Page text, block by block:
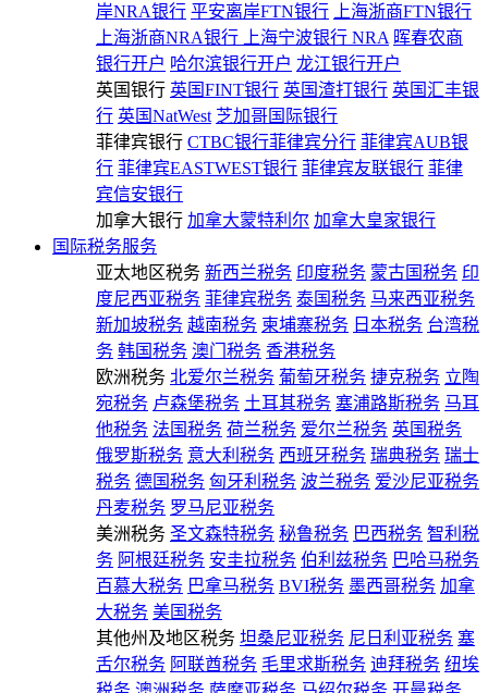
岸NRA银行 平安离岸FTN银行
上海浙商FTN银行
上海浙商NRA银行
上海宁波银行 NRA 晖春农商
银行开户 哈尔滨银行开户 龙江银行开户
英国银行 英国FINT银行 英国渣打银行 英国汇丰银
行 英国NatWest 芝加哥国际银行
菲律宾银行 CTBC银行菲律宾分行 菲律宾AUB银
行 菲律宾EASTWEST银行 菲律宾友联银行 菲律
宾信安银行
加拿大银行 加拿大蒙特利尔 加拿大皇家银行
国际税务服务
亚太地区税务 新西兰税务 印度税务 蒙古国税务 印
度尼西亚税务 菲律宾税务 泰国税务 马来西亚税务
新加坡税务 越南税务 柬埔寨税务 日本税务 台湾税
务 韩国税务 澳门税务 香港税务
欧洲税务 北爱尔兰税务 葡萄牙税务 捷克税务 立陶
宛税务 卢森堡税务 土耳其税务 塞浦路斯税务 马耳
他税务 法国税务 荷兰税务 爱尔兰税务 英国税务
俄罗斯税务 意大利税务 西班牙税务 瑞典税务 瑞士
税务 德国税务 匈牙利税务 波兰税务 爱沙尼亚税务
丹麦税务 罗马尼亚税务
美洲税务 圣文森特税务 秘鲁税务 巴西税务 智利税
务 阿根廷税务 安圭拉税务 伯利兹税务 巴哈马税务
百慕大税务 巴拿马税务 BVI税务 墨西哥税务 加拿
大税务 美国税务
其他州及地区税务 坦桑尼亚税务 尼日利亚税务 塞
舌尔税务 阿联酋税务 毛里求斯税务 迪拜税务 纽埃